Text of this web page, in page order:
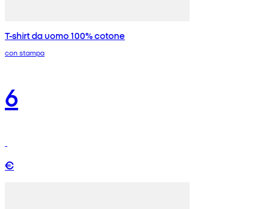
T-shirt da uomo 100% cotone
con stampa
6
€